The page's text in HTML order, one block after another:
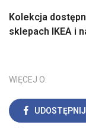
Kolekcja
sklepach IKEA i
WIĘCEJ O:
UDOSTĘPNIJ